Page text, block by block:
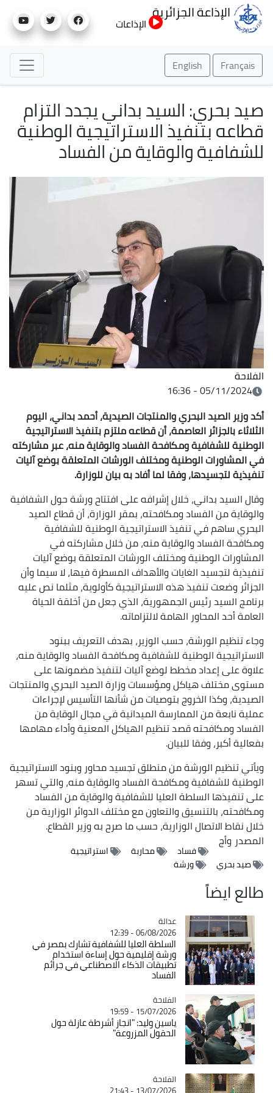
إلى
الإذاعة الجزائرية
الإذاعات
Français
English
صيد بحري: السيد بداني يجدد التزام
قطاعه بتنفيذ الاستراتيجية الوطنية
للشفافية والوقاية من الفساد
الفلاحة
05/11/2024 - 16:36
أكد وزير الصيد البحري والمنتجات الصيدية، أحمد بداني، اليوم
الثلاثاء بالجزائر العاصمة، أن قطاعه ملتزم بتنفيذ الاستراتيجية
الوطنية للشفافية ومكافحة الفساد والوقاية منه، عبر مشاركته
في المشاورات الوطنية ومختلف الورشات المتعلقة بوضع آليات
تنفيذية لتجسيدها، وفقا لما أفاد به بيان للوزارة.
وقال السيد بداني، خلال إشرافه على افتتاح ورشة حول الشفافية
والوقاية من الفساد ومكافحته، بمقر الوزارة، أن قطاع الصيد
البحري ساهم في تنفيذ الاستراتيجية الوطنية للشفافية
ومكافحة الفساد والوقاية منه، من خلال مشاركته في
المشاورات الوطنية ومختلف الورشات المتعلقة بوضع آليات
تنفيذية لتجسيد الغايات والأهداف المسطرة فيها، لا سيما وأن
الجزائر وضعت تنفيذ هذه الاستراتيجية كأولوية، مثلما نص عليه
برنامج السيد رئيس الجمهورية، الذي جعل من أخلقة الحياة
العامة أحد المحاور الهامة لالتزاماته.
وجاء تنظيم الورشة، حسب الوزير، بهدف التعريف ببنود
الاستراتيجية الوطنية للشفافية ومكافحة الفساد والوقاية منه،
علاوة على إعداد مخطط لوضع آليات لتنفيذ مضمونها على
مستوى مختلف هياكل ومؤسسات وزارة الصيد البحري والمنتجات
الصيدية، وكذا الخروج بتوصيات من شأنها التأسيس لإجراءات
عملية نابعة من الممارسة الميدانية في مجال الوقاية من
الفساد ومكافحته قصد تنظيم الهياكل المعنية وأداء مهامها
بفعالية أكبر، وفقا للبيان.
ويأتي تنظيم الورشة من منطلق تجسيد محاور وبنود الاستراتيجية
الوطنية للشفافية ومكافحة الفساد والوقاية منه، والتي تسهر
على تنفيذها السلطة العليا للشفافية والوقاية من الفساد
ومكافحته، بالتنسيق والتعاون مع مختلف الدوائر الوزارية من
خلال نقاط الاتصال الوزارية، حسب ما صرح به وزير القطاع.
المصدروأج
فساد محاربة
استراتيجية
صيد بحري
ورشة
طالع ايضاً
Catégorie
عدالة
06/08/2026 - 12:39
السلطة العليا للشفافية تشارك بمصر في
ورشة إقليمية حول إساءة استخدام
تطبيقات الذكاء الاصطناعي في جرائم
الفساد
Catégorie
الفلاحة
15/07/2026 - 19:59
ياسين وليد: "انجاز أشرطة عازلة حول
الحقول المزروعة"
Catégorie
الفلاحة